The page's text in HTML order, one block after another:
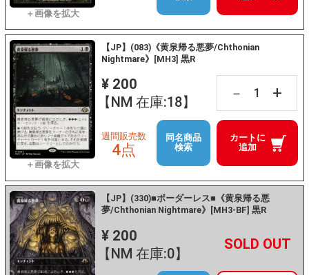
【JP】(083)《黄泉帰る悪夢/Chthonian
Nightmare》[MH3] 黒R
¥ 200
【NM 在庫:18】
－ +
カートに
追加
週間販売数
4点
同名商品
検索
【JP】(330)■ボーダーレス■《黄泉帰る悪
夢/Chthonian Nightmare》[MH3-BF] 黒R
¥ 200
【NM 在庫:0】
－ +